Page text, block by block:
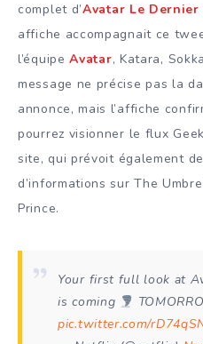
complet d’Avatar Le Dernier
affiche accompagnait ce
l’équipeAvatar, Katara,
message ne précise pas la
annonce, mais l’affiche
pourrez visionner le flux
site, qui prévoit également
d’informations sur The
Prince.
Your first full look at
is coming
pic.twitter.com/